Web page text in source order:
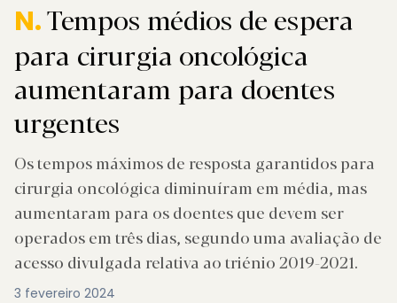
N.Tempos médios de espera
para cirurgia oncológica
aumentaram para doentes
urgentes
Os tempos máximos de resposta garantidos para
cirurgia oncológica diminuíram em média, mas
aumentaram para os doentes que devem ser
operados em três dias, segundo uma avaliação de
acesso divulgada relativa ao triénio 2019-2021.
3 fevereiro 2024